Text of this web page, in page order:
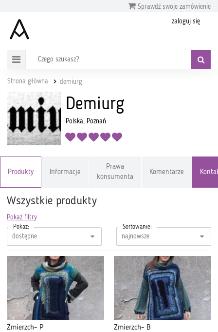
Sprawdź swoje zamówienie
zaloguj się
Strona główna demiurg
Demiurg
Polska, Poznań
Produkty Informacje
Prawa
konsumenta
Komentarze
Wszystkie produkty
Pokaż filtry
Pokaż: Sortowanie:
Zmierzch- P Zmierzch- B